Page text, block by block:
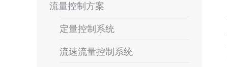
流量控制方案
定量控制系统
流速流量控制系统